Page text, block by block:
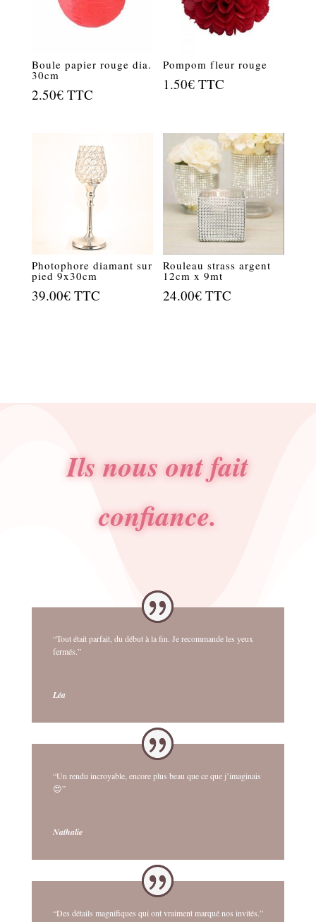
Boule papier rouge dia.
30cm
2.50€ TTC
Pompom fleur rouge
1.50€ TTC
Photophore diamant sur
pied 9x30cm
39.00€ TTC
Rouleau strass argent
12cm x 9mt
24.00€ TTC
Ils nous ont fait
confiance.
“Tout était parfait, du début à la fin. Je recommande les yeux
fermés.”
Léa
“Un rendu incroyable, encore plus beau que ce que j’imaginais
😍”
Nathalie
“Des détails magnifiques qui ont vraiment marqué nos invités.”